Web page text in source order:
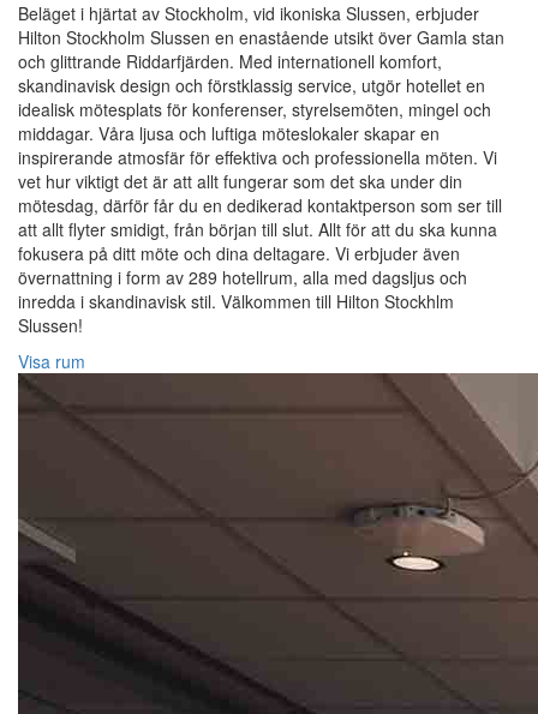
Beläget i hjärtat av Stockholm, vid ikoniska Slussen, erbjuder
Hilton Stockholm Slussen en enastående utsikt över Gamla stan
och glittrande Riddarfjärden. Med internationell komfort,
skandinavisk design och förstklassig service, utgör hotellet en
idealisk mötesplats för konferenser, styrelsemöten, mingel och
middagar. Våra ljusa och luftiga möteslokaler skapar en
inspirerande atmosfär för effektiva och professionella möten. Vi
vet hur viktigt det är att allt fungerar som det ska under din
mötesdag, därför får du en dedikerad kontaktperson som ser till
att allt flyter smidigt, från början till slut. Allt för att du ska kunna
fokusera på ditt möte och dina deltagare. Vi erbjuder även
övernattning i form av 289 hotellrum, alla med dagsljus och
inredda i skandinavisk stil. Välkommen till Hilton Stockhlm
Slussen!
Visa rum